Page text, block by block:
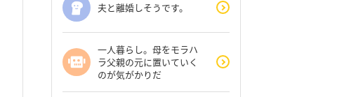
夫と離婚しそうです。
一人暮らし。母をモラハ
ラ父親の元に置いていく
のが気がかりだ